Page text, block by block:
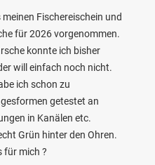
Fischereischein und
für 2026 vorgenommen.
konnte ich bisher
will einfach noch nicht.
ich schon zu
getestet an
in Kanälen etc.
Grün hinter den Ohren.
für mich ?